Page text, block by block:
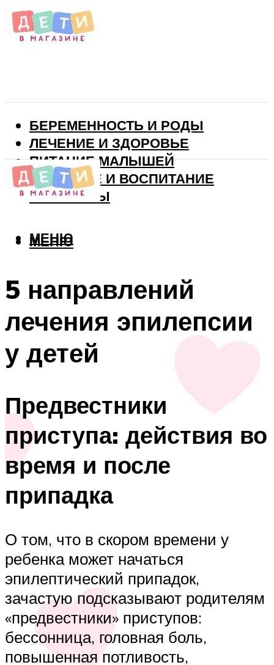
БЕРЕМЕННОСТЬ И РОДЫ
ЛЕЧЕНИЕ И ЗДОРОВЬЕ
ПИТАНИЕ МАЛЫШЕЙ
РАЗВИТИЕ И ВОСПИТАНИЕ
ВИТАМИНЫ
МЕНЮ
МЕНЮ
5 направлений
лечения эпилепсии
у детей
Предвестники
приступа: действия во
время и после
припадка
О том, что в скором времени у
ребенка может начаться
эпилептический припадок,
зачастую подсказывают родителям
«предвестники» приступов:
бессонница, головная боль,
повышенная потливость,